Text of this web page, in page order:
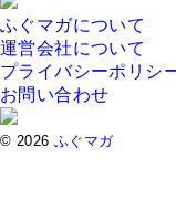
ふぐマガについて
運営会社について
プライバシーポリシ
お問い合わせ
© 2026 ふぐマガ